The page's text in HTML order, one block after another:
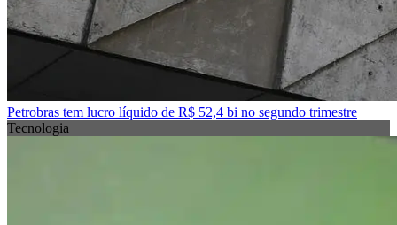
Petrobras tem lucro líquido de R$ 52,4 bi no segundo trimestre
Tecnologia